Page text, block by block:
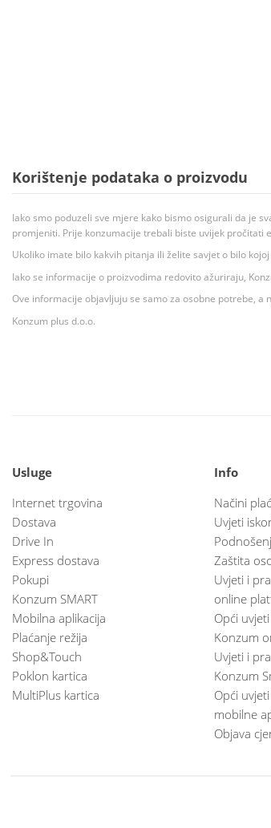
Korištenje podataka o proizvodu
Iako smo poduzeli sve mjere kako bismo osigurali da je
promjeniti. Prije konzumacije trebali biste uvijek pročitati
Ukoliko imate bilo kakvih pitanja ili želite savjet o bilo
Iako se informacije o proizvodima redovito ažuriraju,
Ove informacije objavljuju se samo za osobne potrebe,
Konzum plus d.o.o.
Usluge
Internet trgovina
Dostava
Drive In
Express dostava
Pokupi
Konzum SMART
Mobilna aplikacija
Plaćanje režija
Shop&Touch
Poklon kartica
MultiPlus kartica
Info
Načini
Uvjeti
Zaštita
Uvjeti i
online
Opći
Konzum
Uvjeti i
Konzum
Opći
mobilne
Objava